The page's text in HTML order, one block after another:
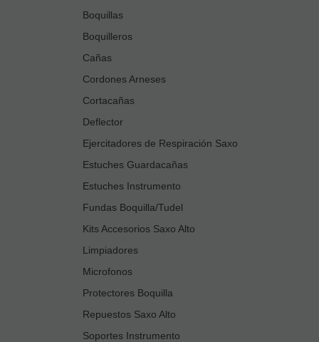
Boquillas
Boquilleros
Cañas
Cordones Arneses
Cortacañas
Deflector
Ejercitadores de Respiración Saxo
Estuches Guardacañas
Estuches Instrumento
Fundas Boquilla/Tudel
Kits Accesorios Saxo Alto
Limpiadores
Microfonos
Protectores Boquilla
Repuestos Saxo Alto
Soportes Instrumento